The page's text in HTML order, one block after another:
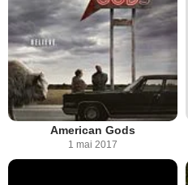
American Gods
1 mai 2017